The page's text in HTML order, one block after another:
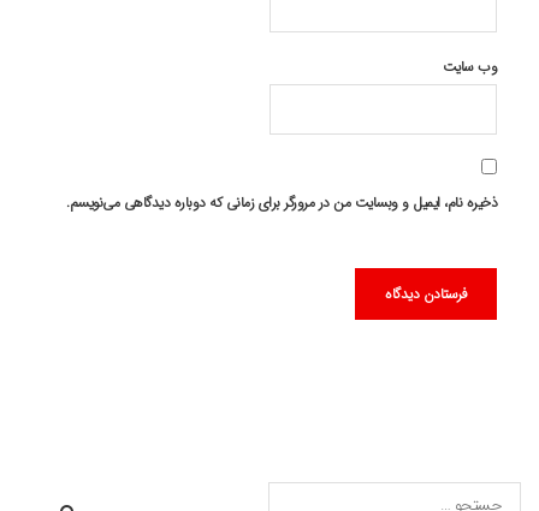
وب‌ سایت
ذخیره نام، ایمیل و وبسایت من در مرورگر برای زمانی که دوباره دیدگاهی می‌نویسم.